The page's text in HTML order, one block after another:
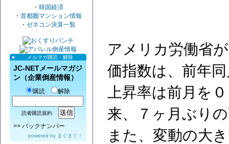
・ 韓国経済
・ 首都圏マンション情報
・ ゼネコン決算一覧
メルマガ購読・解除
JC-NETメールマガジ
ン（企業倒産情報）
購読 解除
読者購読規約
>> バックナンバー
powered by まぐまぐ！
アメリカ労働省
価指数は、前年
上昇率は前月を
来、７ヶ月ぶり
また、変動の大